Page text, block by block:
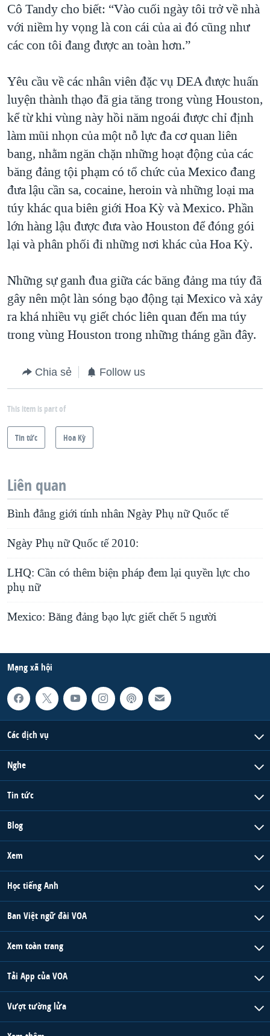
Cô Tandy cho biết: “Vào cuối ngày tôi trở về nhà
với niềm hy vọng là con cái của ai đó cũng như
các con tôi đang được an toàn hơn.”
Yêu cầu về các nhân viên đặc vụ DEA được huấn
luyện thành thạo đã gia tăng trong vùng Houston,
kể từ khi vùng này hồi năm ngoái được chỉ định
làm mũi nhọn của một nỗ lực đa cơ quan liên
bang, nhằm ngăn chặn những hoạt động của các
băng đảng tội phạm có tổ chức của Mexico đang
đưa lậu cần sa, cocaine, heroin và những loại ma
túy khác qua biên giới Hoa Kỳ và Mexico. Phần
lớn hàng lậu được đưa vào Houston để đóng gói
lại và phân phối đi những nơi khác của Hoa Kỳ.
Những sự ganh đua giữa các băng đảng ma túy đã
gây nên một làn sóng bạo động tại Mexico và xảy
ra khá nhiều vụ giết chóc liên quan đến ma túy
trong vùng Houston trong những tháng gần đây.
Chia sẻ Follow us
This item is part of
Tin tức Hoa Kỳ
Liên quan
Bình đẳng giới tính nhân Ngày Phụ nữ Quốc tế
Ngày Phụ nữ Quốc tế 2010:
LHQ: Cần có thêm biện pháp đem lại quyền lực cho
phụ nữ
Mexico: Băng đảng bạo lực giết chết 5 người
Mạng xã hội
Các dịch vụ
Nghe
Tin tức
Blog
Xem
Học tiếng Anh
Ban Việt ngữ đài VOA
Xem toàn trang
Tải App của VOA
Vượt tường lửa